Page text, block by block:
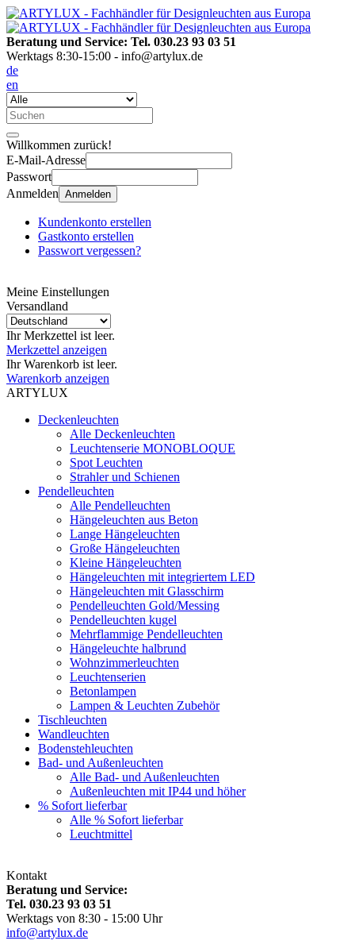
Beratung und Service: Tel. 030.23 93 03 51
Werktags 8:30-15:00 - info@artylux.de
de
en
Willkommen zurück!
E-Mail-Adresse
Passwort
Anmelden Anmelden
Kundenkonto erstellen
Gastkonto erstellen
Passwort vergessen?
Meine Einstellungen
Versandland
Ihr Merkzettel ist leer.
Merkzettel anzeigen
Ihr Warenkorb ist leer.
Warenkorb anzeigen
ARTYLUX
Deckenleuchten
Alle Deckenleuchten
Leuchtenserie MONOBLOQUE
Spot Leuchten
Strahler und Schienen
Pendelleuchten
Alle Pendelleuchten
Hängeleuchten aus Beton
Lange Hängeleuchten
Große Hängeleuchten
Kleine Hängeleuchten
Hängeleuchten mit integriertem LED
Hängeleuchten mit Glasschirm
Pendelleuchten Gold/Messing
Pendelleuchten kugel
Mehrflammige Pendelleuchten
Hängeleuchte halbrund
Wohnzimmerleuchten
Leuchtenserien
Betonlampen
Lampen & Leuchten Zubehör
Tischleuchten
Wandleuchten
Bodenstehleuchten
Bad- und Außenleuchten
Alle Bad- und Außenleuchten
Außenleuchten mit IP44 und höher
% Sofort lieferbar
Alle % Sofort lieferbar
Leuchtmittel
Kontakt
Beratung und Service:
Tel. 030.23 93 03 51
Werktags von 8:30 - 15:00 Uhr
info@artylux.de